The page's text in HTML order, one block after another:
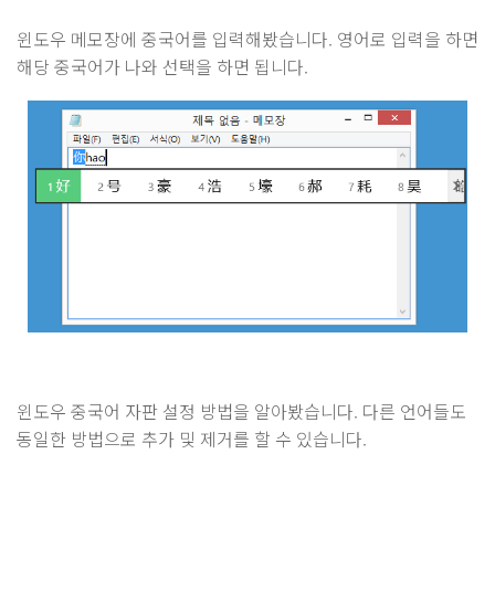
윈도우 메모장에 중국어를 입력해봤습니다. 영어로 입력을 하면
해당 중국어가 나와 선택을 하면 됩니다.
윈도우 중국어 자판 설정 방법을 알아봤습니다. 다른 언어들도
동일한 방법으로 추가 및 제거를 할 수 있습니다.